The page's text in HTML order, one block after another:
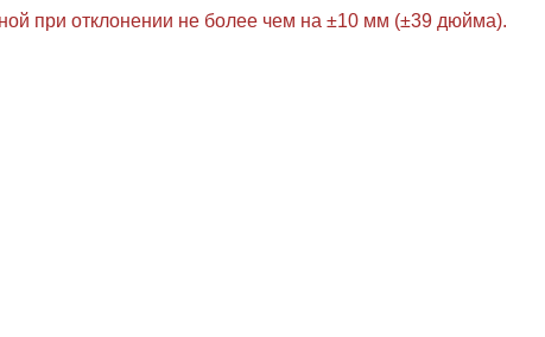
при отклонении не более чем на ±10 мм (±39 дюйма).